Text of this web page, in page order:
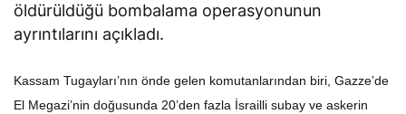
öldürüldüğü bombalama operasyonunun
ayrıntılarını açıkladı.
Kassam Tugayları’nın önde gelen komutanlarından biri, Gazze’de
El Megazi’nin doğusunda 20’den fazla İsrailli subay ve askerin